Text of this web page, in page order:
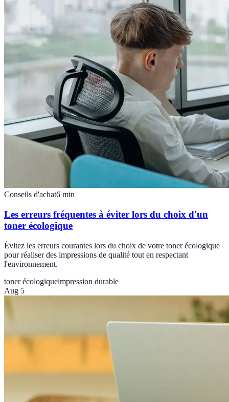
Conseils d'achat6 min
Les erreurs fréquentes à éviter lors du choix d'un
toner écologique
Évitez les erreurs courantes lors du choix de votre toner écologique
pour réaliser des impressions de qualité tout en respectant
l'environnement.
toner écologiqueimpression durable
Aug 5